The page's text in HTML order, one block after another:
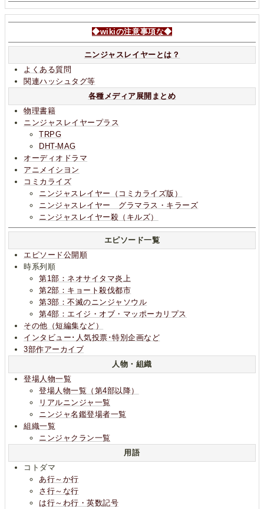
◆wikiの注意事項な◆
ニンジャスレイヤーとは？
よくある質問
関連ハッシュタグ等
各種メディア展開まとめ
物理書籍
ニンジャスレイヤープラス
TRPG
DHT-MAG
オーディオドラマ
アニメイシヨン
コミカライズ
ニンジャスレイヤー（コミカライズ版）
ニンジャスレイヤー グラマラス・キラーズ
ニンジャスレイヤー殺（キルズ）
エピソード一覧
エピソード公開順
時系列順
第1部：ネオサイタマ炎上
第2部：キョート殺伐都市
第3部：不滅のニンジャソウル
第4部：エイジ・オブ・マッポーカリプス
その他（短編集など）
インタビュー･人気投票･特別企画など
3部作アーカイブ
人物・組織
登場人物一覧
登場人物一覧（第4部以降）
リアルニンジャ一覧
ニンジャ名鑑登場者一覧
組織一覧
ニンジャクラン一覧
用語
コトダマ
あ行～か行
さ行～な行
は行～わ行・英数記号